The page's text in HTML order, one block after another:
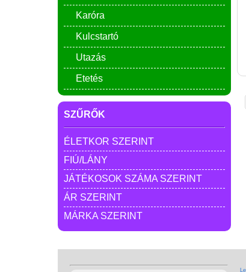
Karóra
Kulcstartó
Utazás
Etetés
SZŰRŐK
ÉLETKOR SZERINT
FIÚ/LÁNY
JÁTÉKOSOK SZÁMA SZERINT
ÁR SZERINT
MÁRKA SZERINT